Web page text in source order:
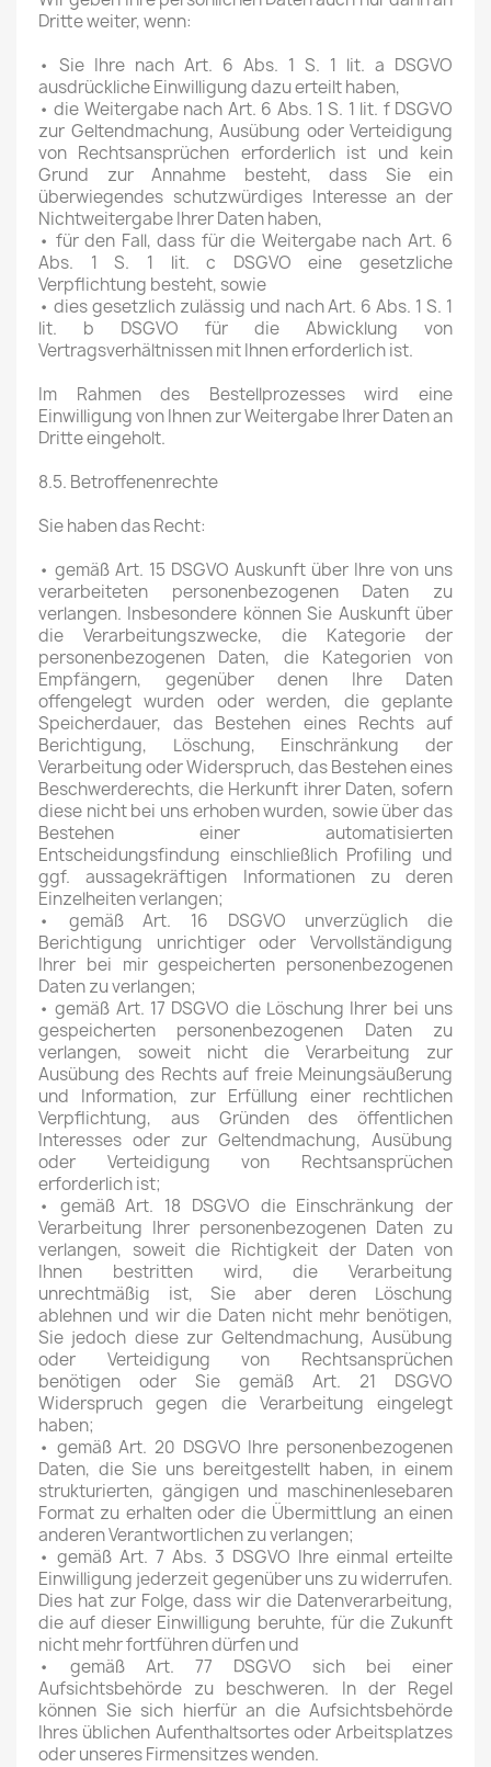
Dritte weiter, wenn:
• Sie Ihre nach Art. 6 Abs. 1 S. 1 lit. a DSGVO
ausdrückliche Einwilligung dazu erteilt haben,
• die Weitergabe nach Art. 6 Abs. 1 S. 1 lit. f DSGVO
zur Geltendmachung, Ausübung oder Verteidigung
von Rechtsansprüchen erforderlich ist und kein
Grund zur Annahme besteht, dass Sie ein
überwiegendes schutzwürdiges Interesse an der
Nichtweitergabe Ihrer Daten haben,
• für den Fall, dass für die Weitergabe nach Art. 6
Abs. 1 S. 1 lit. c DSGVO eine gesetzliche
Verpflichtung besteht, sowie
• dies gesetzlich zulässig und nach Art. 6 Abs. 1 S. 1
lit. b DSGVO für die Abwicklung von
Vertragsverhältnissen mit Ihnen erforderlich ist.
Im Rahmen des Bestellprozesses wird eine
Einwilligung von Ihnen zur Weitergabe Ihrer Daten an
Dritte eingeholt.
8.5. Betroffenenrechte
Sie haben das Recht:
• gemäß Art. 15 DSGVO Auskunft über Ihre von uns
verarbeiteten personenbezogenen Daten zu
verlangen. Insbesondere können Sie Auskunft über
die Verarbeitungszwecke, die Kategorie der
personenbezogenen Daten, die Kategorien von
Empfängern, gegenüber denen Ihre Daten
offengelegt wurden oder werden, die geplante
Speicherdauer, das Bestehen eines Rechts auf
Berichtigung, Löschung, Einschränkung der
Verarbeitung oder Widerspruch, das Bestehen eines
Beschwerderechts, die Herkunft ihrer Daten, sofern
diese nicht bei uns erhoben wurden, sowie über das
Bestehen einer automatisierten
Entscheidungsfindung einschließlich Profiling und
ggf. aussagekräftigen Informationen zu deren
Einzelheiten verlangen;
• gemäß Art. 16 DSGVO unverzüglich die
Berichtigung unrichtiger oder Vervollständigung
Ihrer bei mir gespeicherten personenbezogenen
Daten zu verlangen;
• gemäß Art. 17 DSGVO die Löschung Ihrer bei uns
gespeicherten personenbezogenen Daten zu
verlangen, soweit nicht die Verarbeitung zur
Ausübung des Rechts auf freie Meinungsäußerung
und Information, zur Erfüllung einer rechtlichen
Verpflichtung, aus Gründen des öffentlichen
Interesses oder zur Geltendmachung, Ausübung
oder Verteidigung von Rechtsansprüchen
erforderlich ist;
• gemäß Art. 18 DSGVO die Einschränkung der
Verarbeitung Ihrer personenbezogenen Daten zu
verlangen, soweit die Richtigkeit der Daten von
Ihnen bestritten wird, die Verarbeitung
unrechtmäßig ist, Sie aber deren Löschung
ablehnen und wir die Daten nicht mehr benötigen,
Sie jedoch diese zur Geltendmachung, Ausübung
oder Verteidigung von Rechtsansprüchen
benötigen oder Sie gemäß Art. 21 DSGVO
Widerspruch gegen die Verarbeitung eingelegt
haben;
• gemäß Art. 20 DSGVO Ihre personenbezogenen
Daten, die Sie uns bereitgestellt haben, in einem
strukturierten, gängigen und maschinenlesebaren
Format zu erhalten oder die Übermittlung an einen
anderen Verantwortlichen zu verlangen;
• gemäß Art. 7 Abs. 3 DSGVO Ihre einmal erteilte
Einwilligung jederzeit gegenüber uns zu widerrufen.
Dies hat zur Folge, dass wir die Datenverarbeitung,
die auf dieser Einwilligung beruhte, für die Zukunft
nicht mehr fortführen dürfen und
• gemäß Art. 77 DSGVO sich bei einer
Aufsichtsbehörde zu beschweren. In der Regel
können Sie sich hierfür an die Aufsichtsbehörde
Ihres üblichen Aufenthaltsortes oder Arbeitsplatzes
oder unseres Firmensitzes wenden.